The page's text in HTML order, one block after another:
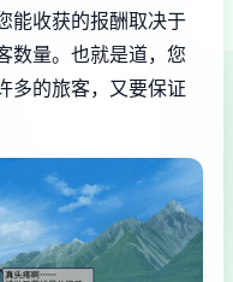
能收获的报酬取决于
数量。也就是道，您
多的旅客，又要保证